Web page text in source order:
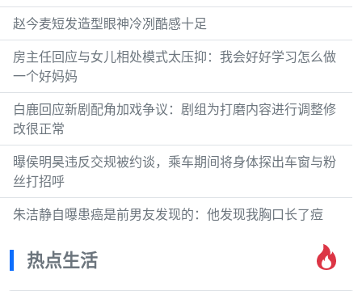
赵今麦短发造型眼神冷冽酷感十足
房主任回应与女儿相处模式太压抑：我会好好学习怎么做
一个好妈妈
白鹿回应新剧配角加戏争议：剧组为打磨内容进行调整修
改很正常
曝侯明昊违反交规被约谈，乘车期间将身体探出车窗与粉
丝打招呼
朱洁静自曝患癌是前男友发现的：他发现我胸口长了痘
热点生活